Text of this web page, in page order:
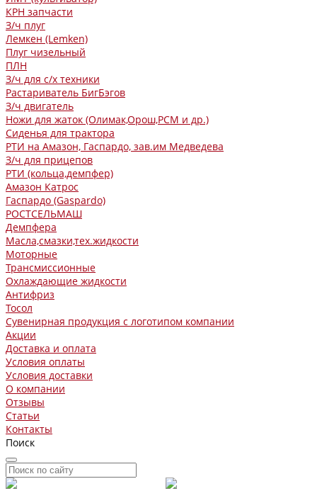
КРН запчасти
З/ч плуг
Лемкен (Lemken)
Плуг чизельный
ПЛН
З/ч для с/х техники
Растариватель БигБэгов
З/ч двигатель
Ножи для жаток (Олимак,Орош,РСМ и др.)
Сиденья для трактора
РТИ на Амазон, Гаспардо, зав.им Медведева
З/ч для прицепов
РТИ (кольца,демпфер)
Амазон Катрос
Гаспардо (Gaspardo)
РОСТСЕЛЬМАШ
Демпфера
Масла,смазки,тех.жидкости
Моторные
Трансмиссионные
Охлаждающие жидкости
Антифриз
Тосол
Сувенирная продукция с логотипом компании
Акции
Доставка и оплата
Условия оплаты
Условия доставки
О компании
Отзывы
Статьи
Контакты
Поиск